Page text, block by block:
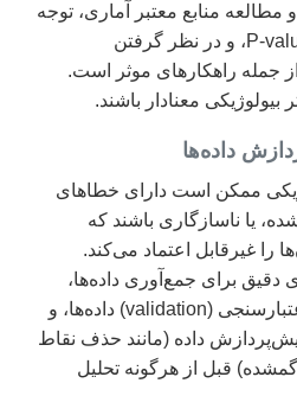
منابع معتبر آماری، توجه
به اندازه اثر علاوه بر P-value، و در نظر گرفتن
جمله راهکارهای موثر است.
بیولوژیکی معنادار باشند.
داده‌ها
ممکن است دارای خطاهای
یا ناسازگاری باشند که
غیرقابل اعتماد می‌کند.
دقیق برای جمع‌آوری داده‌ها،
استفاده از روش‌های اعتبارسنجی (validation) داده‌ها، و
داده (مانند حذف نقاط
قبل از هرگونه تحلیل